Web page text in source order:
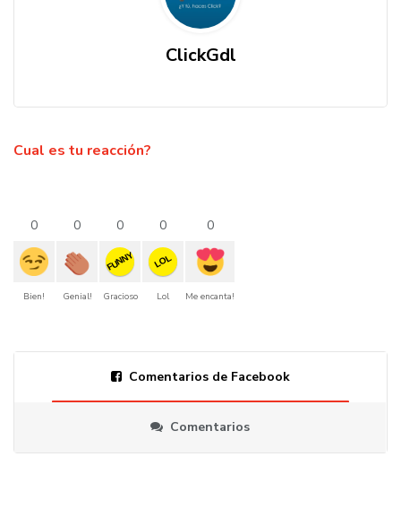
ClickGdl
Cual es tu reacción?
0
Bien!
0
Genial!
0
FUNNY
Gracioso
0
LOL
Lol
0
Me encanta!
Comentarios de Facebook
Comentarios